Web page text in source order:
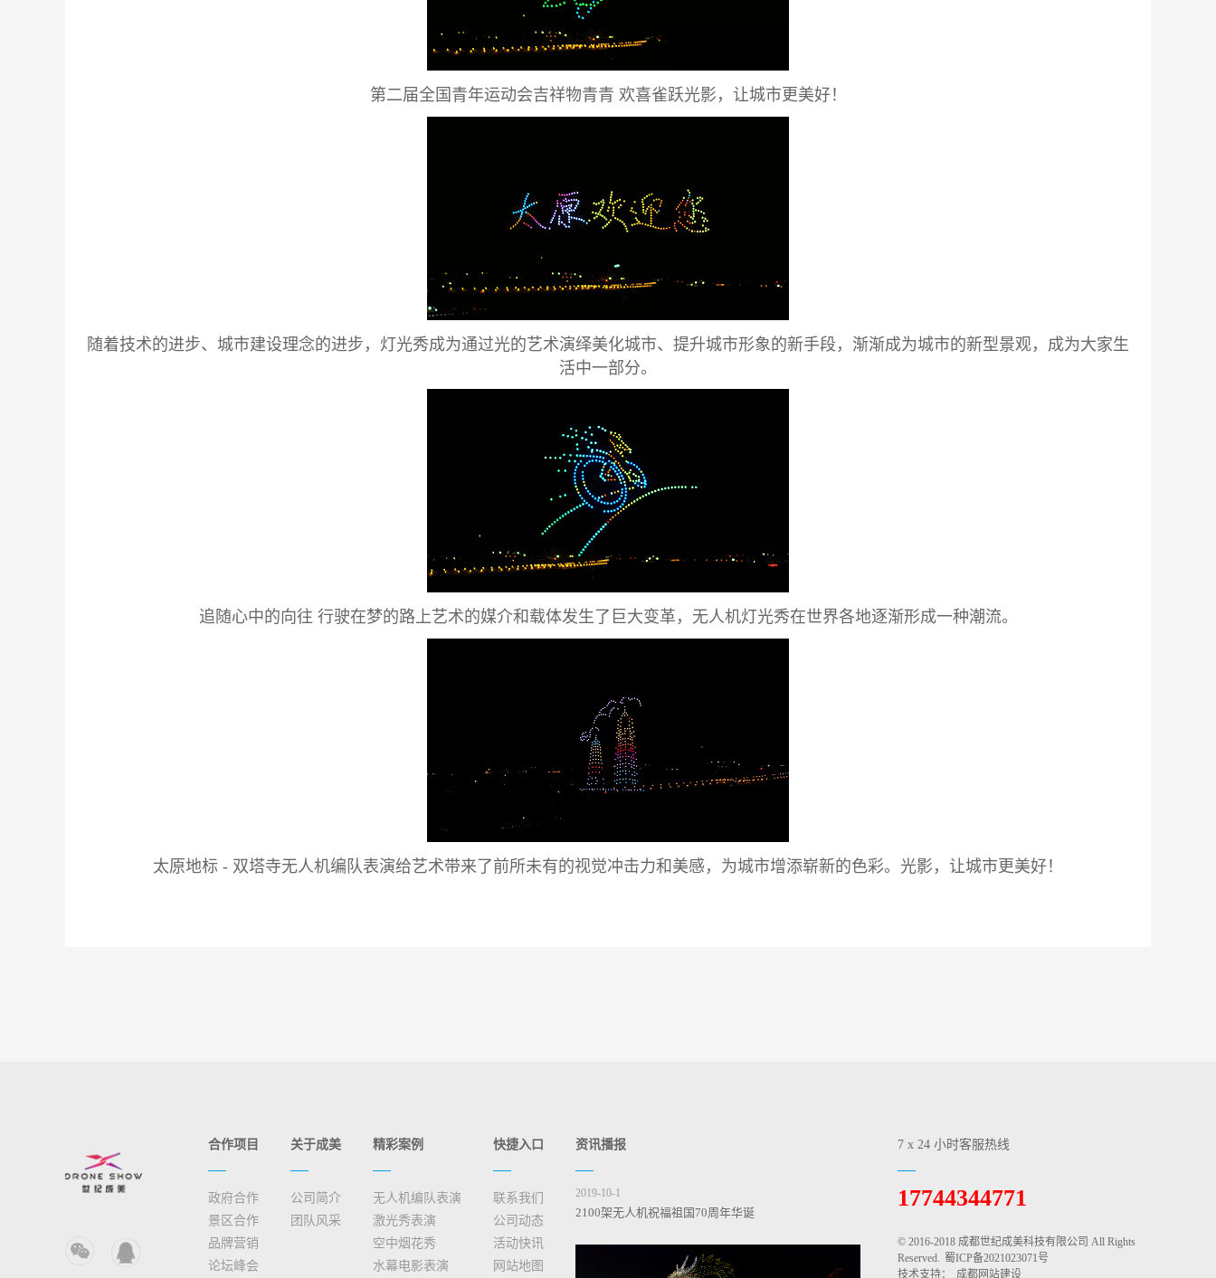
第二届全国青年运动会吉祥物青青 欢喜雀跃光影，让城市更美好！
随着技术的进步、城市建设理念的进步，灯光秀成为通过光的艺术演绎美化城市、提升城市形象的新手段，渐渐成为城市的新型景观，成为大家生
活中一部分。
追随心中的向往 行驶在梦的路上艺术的媒介和载体发生了巨大变革，无人机灯光秀在世界各地逐渐形成一种潮流。
太原地标 - 双塔寺无人机编队表演给艺术带来了前所未有的视觉冲击力和美感，为城市增添崭新的色彩。光影，让城市更美好！
合作项目
政府合作
景区合作
品牌营销
论坛峰会
关于成美
公司简介
团队风采
精彩案例
无人机编队表演
激光秀表演
空中烟花秀
水幕电影表演
快捷入口
联系我们
公司动态
活动快讯
网站地图
资讯播报
2019-10-1
2100架无人机祝福祖国70周年华诞
7 x 24 小时客服热线
17744344771
© 2016-2018 成都世纪成美科技有限公司 All Rights
Reserved. 蜀ICP备2021023071号
技术支持：
成都网站建设